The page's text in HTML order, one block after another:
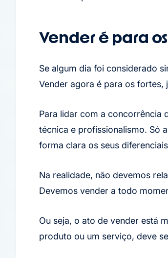
Vender é para
Se algum dia foi considerado
Vender agora é para os fortes,
Para lidar com a concorrência
técnica e profissionalismo. Só
forma clara os seus
Na realidade, não devemos
Devemos vender a todo
Ou seja, o ato de vender está
produto ou um serviço, deve